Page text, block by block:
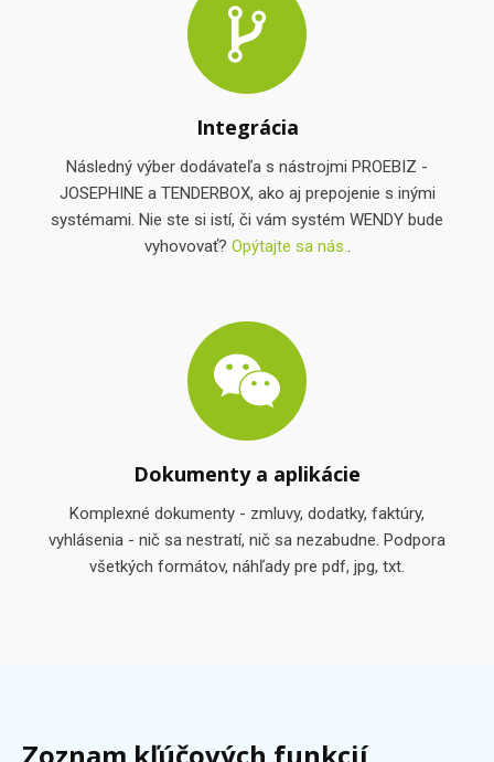
Integrácia
Následný výber dodávateľa s nástrojmi PROEBIZ -
JOSEPHINE a TENDERBOX, ako aj prepojenie s inými
systémami. Nie ste si istí, či vám systém WENDY bude
vyhovovať? Opýtajte sa nás..
Dokumenty a aplikácie
Komplexné dokumenty - zmluvy, dodatky, faktúry,
vyhlásenia - nič sa nestratí, nič sa nezabudne. Podpora
všetkých formátov, náhľady pre pdf, jpg, txt.
Zoznam kľúčových funkcií